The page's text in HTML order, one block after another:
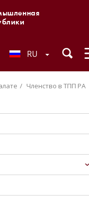
RU
Членство в ТПП РА